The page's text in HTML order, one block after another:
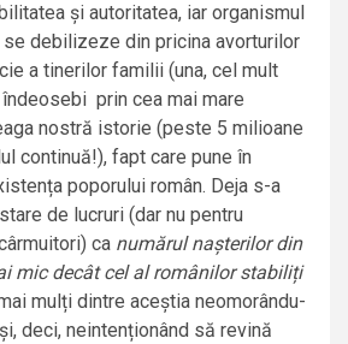
și autoritatea, iar organismul
debilizeze din pricina avorturilor
a tinerilor familii (una, cel mult
prin cea mai mare
nostră istorie (peste 5 milioane
continuă!), fapt care pune în
poporului român. Deja s-a
de lucruri (dar nu pentru
ca numărul nașterilor din
mic decât cel al românilor stabiliți
mulți dintre aceștia neomorându-
deci, neintenționând să revină